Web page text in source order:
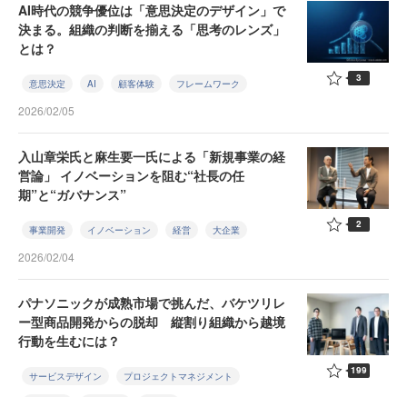
AI時代の競争優位は「意思決定のデザイン」で
決まる。組織の判断を揃える「思考のレンズ」
とは？
意思決定 AI 顧客体験 フレームワーク
2026/02/05
3
入山章栄氏と麻生要一氏による「新規事業の経
営論」 イノベーションを阻む“社長の任
期”と“ガバナンス”
事業開発 イノベーション 経営 大企業
2026/02/04
2
パナソニックが成熟市場で挑んだ、バケツリレ
ー型商品開発からの脱却 縦割り組織から越境
行動を生むには？
サービスデザイン プロジェクトマネジメント 199